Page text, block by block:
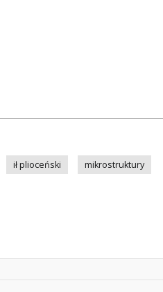
ił plioceński
mikrostruktury